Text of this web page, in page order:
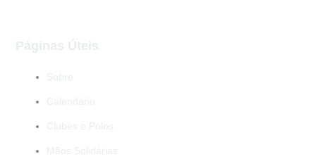
Páginas Úteis
Sobre
Calendário
Clubes e Polos
Mãos Solidárias